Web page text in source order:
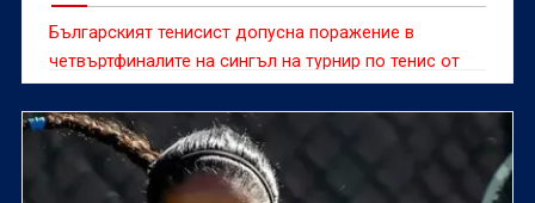
Българският тенисист допусна поражение в
четвъртфиналите на сингъл на турнир по тенис от
сериите "Чалънджър"